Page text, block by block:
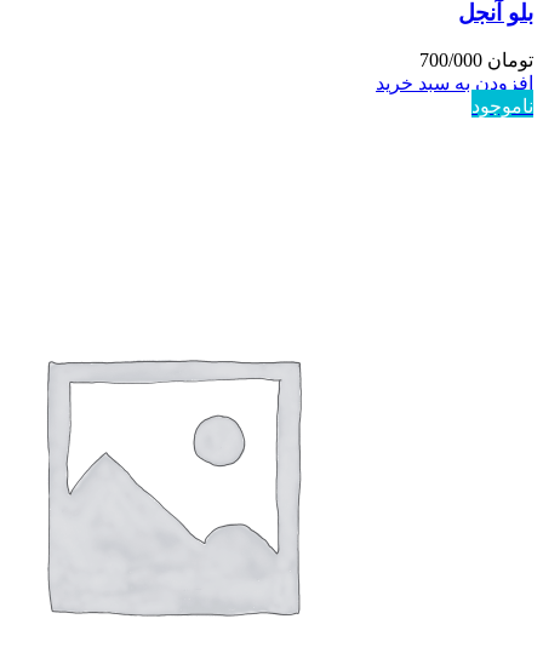
بلو آنجل
تومان
افزودن به سبد خرید
ناموجود